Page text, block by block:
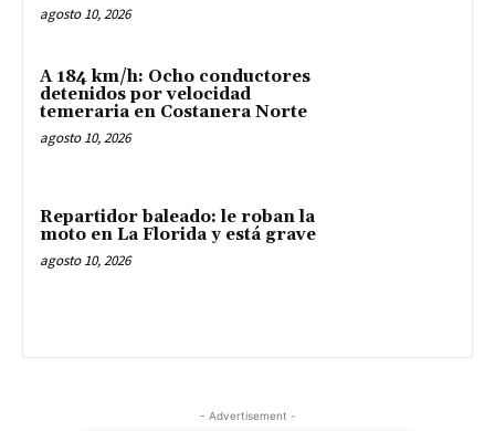
agosto 10, 2026
A 184 km/h: Ocho conductores
detenidos por velocidad
temeraria en Costanera Norte
agosto 10, 2026
Repartidor baleado: le roban la
moto en La Florida y está grave
agosto 10, 2026
- Advertisement -